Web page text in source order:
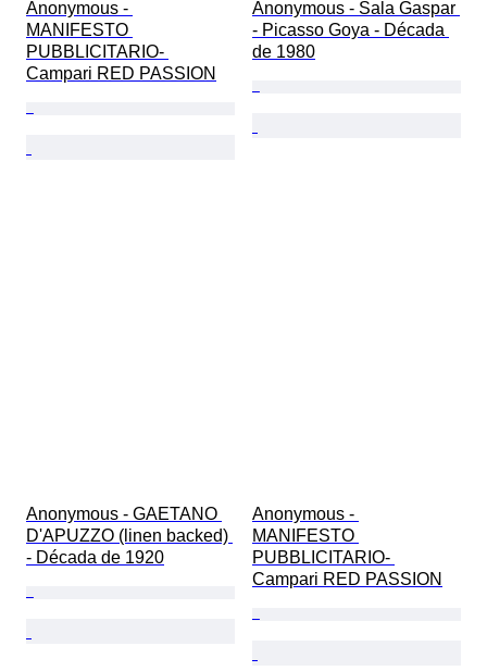
Anonymous -
MANIFESTO
PUBBLICITARIO-
Campari RED PASSION
Anonymous - Sala Gaspar
- Picasso Goya - Década
de 1980
Anonymous - GAETANO
D'APUZZO (linen backed)
- Década de 1920
Anonymous -
MANIFESTO
PUBBLICITARIO-
Campari RED PASSION